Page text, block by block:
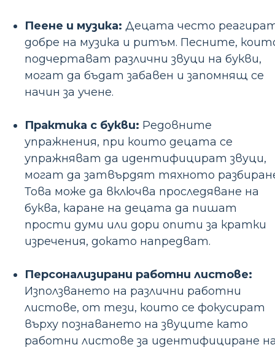
Пеене и музика: Децата често
добре на музика и ритъм. Песните,
подчертават различни звуци на букви,
могат да бъдат забавен и запомнящ се
начин за учене.
Практика с букви: Редовните
упражнения, при които децата се
упражняват да идентифицират звуци,
могат да затвърдят тяхното
Това може да включва проследяване на
буква, каране на децата да пишат
прости думи или дори опити за кратки
изречения, докато напредват.
Персонализирани работни листове:
Използването на различни работни
листове, от тези, които се фокусират
върху познаването на звуците като
работни листове за идентифициране